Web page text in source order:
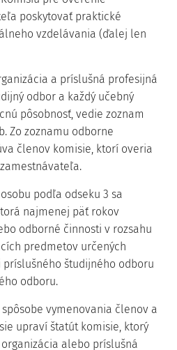
poskytovať praktické
vzdelávania (ďalej len
a príslušná profesijná
odbor a každý učebný
pôsobnosť, vedie zoznam
Zo zoznamu odborne
členov komisie, ktorí overia
podľa odseku 3 sa
najmenej päť rokov
odborné činnosti v rozsahu
predmetov určených
študijného odboru
odboru.
vymenovania členov a
upraví štatút komisie, ktorý
alebo príslušná